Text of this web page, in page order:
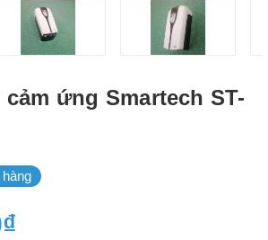
ứng Smartech ST-